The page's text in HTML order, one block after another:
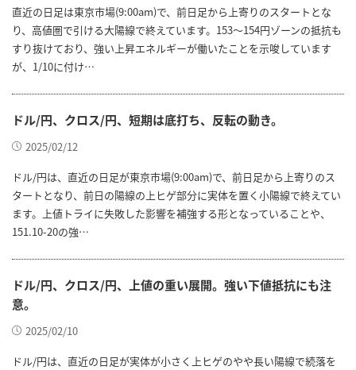
直近の日足は東京市場(9:00am)で、前日足から上寄りのスタートとな
り、高値圏で引ける大陽線で終えています。153～154円ゾーンの抵抗も
すり抜けており、強い上昇エネルギーが働いたことを示唆しています
が、1/10に付け…
ドル/円、クロス/円、短期は底打ち、反転の動き。
2025/02/12
ドル/円は、直近の日足が東京市場(9:00am)で、前日足から上寄りのス
タートとなり、前日の陽線の上ヒゲ部分に実体を置く小陽線で終えてい
ます。上値トライに失敗した影響を補強する形となっていることや、
151.10-20の強…
ドル/円、クロス/円、上値の重い展開。強い下値抵抗にも注
意。
2025/02/10
ドル/円は、直近の日足が実体が小さく上ヒゲのやや長い陽線で続落を